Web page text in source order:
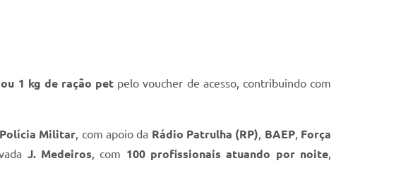
1 kg de ração pet pelo voucher de acesso, contribuindo com
Polícia Militar, com apoio da Rádio Patrulha (RP), BAEP, Força
J. Medeiros, com 100 profissionais atuando por noite,